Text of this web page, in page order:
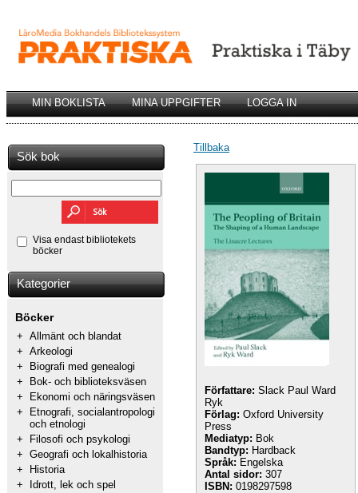
MIN BOKLISTA MINA UPPGIFTER LOGGA IN
Sök bok
Visa endast bibliotekets
böcker
Kategorier
Böcker
+ Allmänt och blandat
+ Arkeologi
+
Biografi med genealogi
+
Bok- och biblioteksväsen
+
Ekonomi och näringsväsen
+
Etnografi, socialantropologi
och etnologi
+
Filosofi och psykologi
+ Geografi och lokalhistoria
+
Historia
+
Idrott, lek och spel
Tillbaka
Författare: Slack Paul Ward
Ryk
Förlag: Oxford University
Press
Mediatyp: Bok
Bandtyp: Hardback
Språk: Engelska
Antal sidor: 307
ISBN: 0198297598